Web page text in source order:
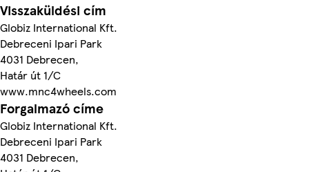
Visszaküldési cím
Globiz International Kft.
Debreceni Ipari Park
4031 Debrecen,
Határ út 1/C
www.mnc4wheels.com
Forgalmazó címe
Globiz International Kft.
Debreceni Ipari Park
4031 Debrecen,